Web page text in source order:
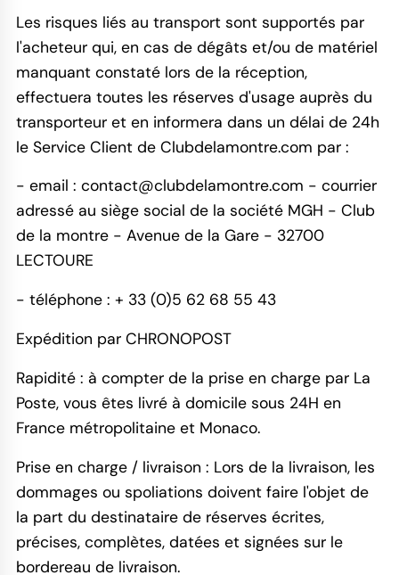
Les risques liés au transport sont supportés par
l'acheteur qui, en cas de dégâts et/ou de matériel
manquant constaté lors de la réception,
effectuera toutes les réserves d'usage auprès du
transporteur et en informera dans un délai de 24h
le Service Client de Clubdelamontre.com par :
- email : contact@clubdelamontre.com - courrier
adressé au siège social de la société MGH - Club
de la montre - Avenue de la Gare - 32700
LECTOURE
- téléphone : + 33 (0)5 62 68 55 43
Expédition par CHRONOPOST
Rapidité : à compter de la prise en charge par La
Poste, vous êtes livré à domicile sous 24H en
France métropolitaine et Monaco.
Prise en charge / livraison : Lors de la livraison, les
dommages ou spoliations doivent faire l'objet de
la part du destinataire de réserves écrites,
précises, complètes, datées et signées sur le
bordereau de livraison.